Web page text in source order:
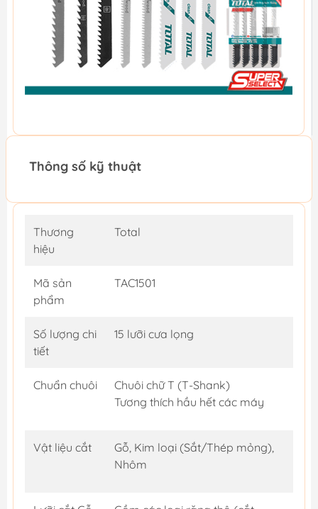
Thông số kỹ thuật
Thương
hiệu
Total
Mã sản
phẩm
TAC1501
Số lượng chi
tiết
15 lưỡi cưa lọng
Chuẩn chuôi
Chuôi chữ T (T-Shank)
Tương thích hầu hết các máy
Vật liệu cắt
Gỗ, Kim loại (Sắt/Thép mỏng),
Nhôm